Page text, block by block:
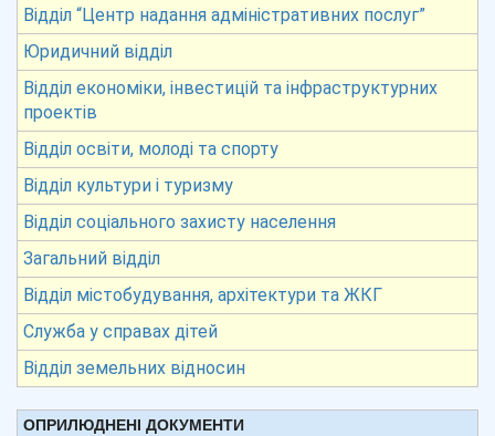
Відділ “Центр надання адміністративних послуг”
Юридичний відділ
Відділ економіки, інвестицій та інфраструктурних
проектів
Відділ освіти, молоді та спорту
Відділ культури і туризму
Відділ соціального захисту населення
Загальний відділ
Відділ містобудування, архітектури та ЖКГ
Служба у справах дітей
Відділ земельних відносин
ОПРИЛЮДНЕНІ ДОКУМЕНТИ